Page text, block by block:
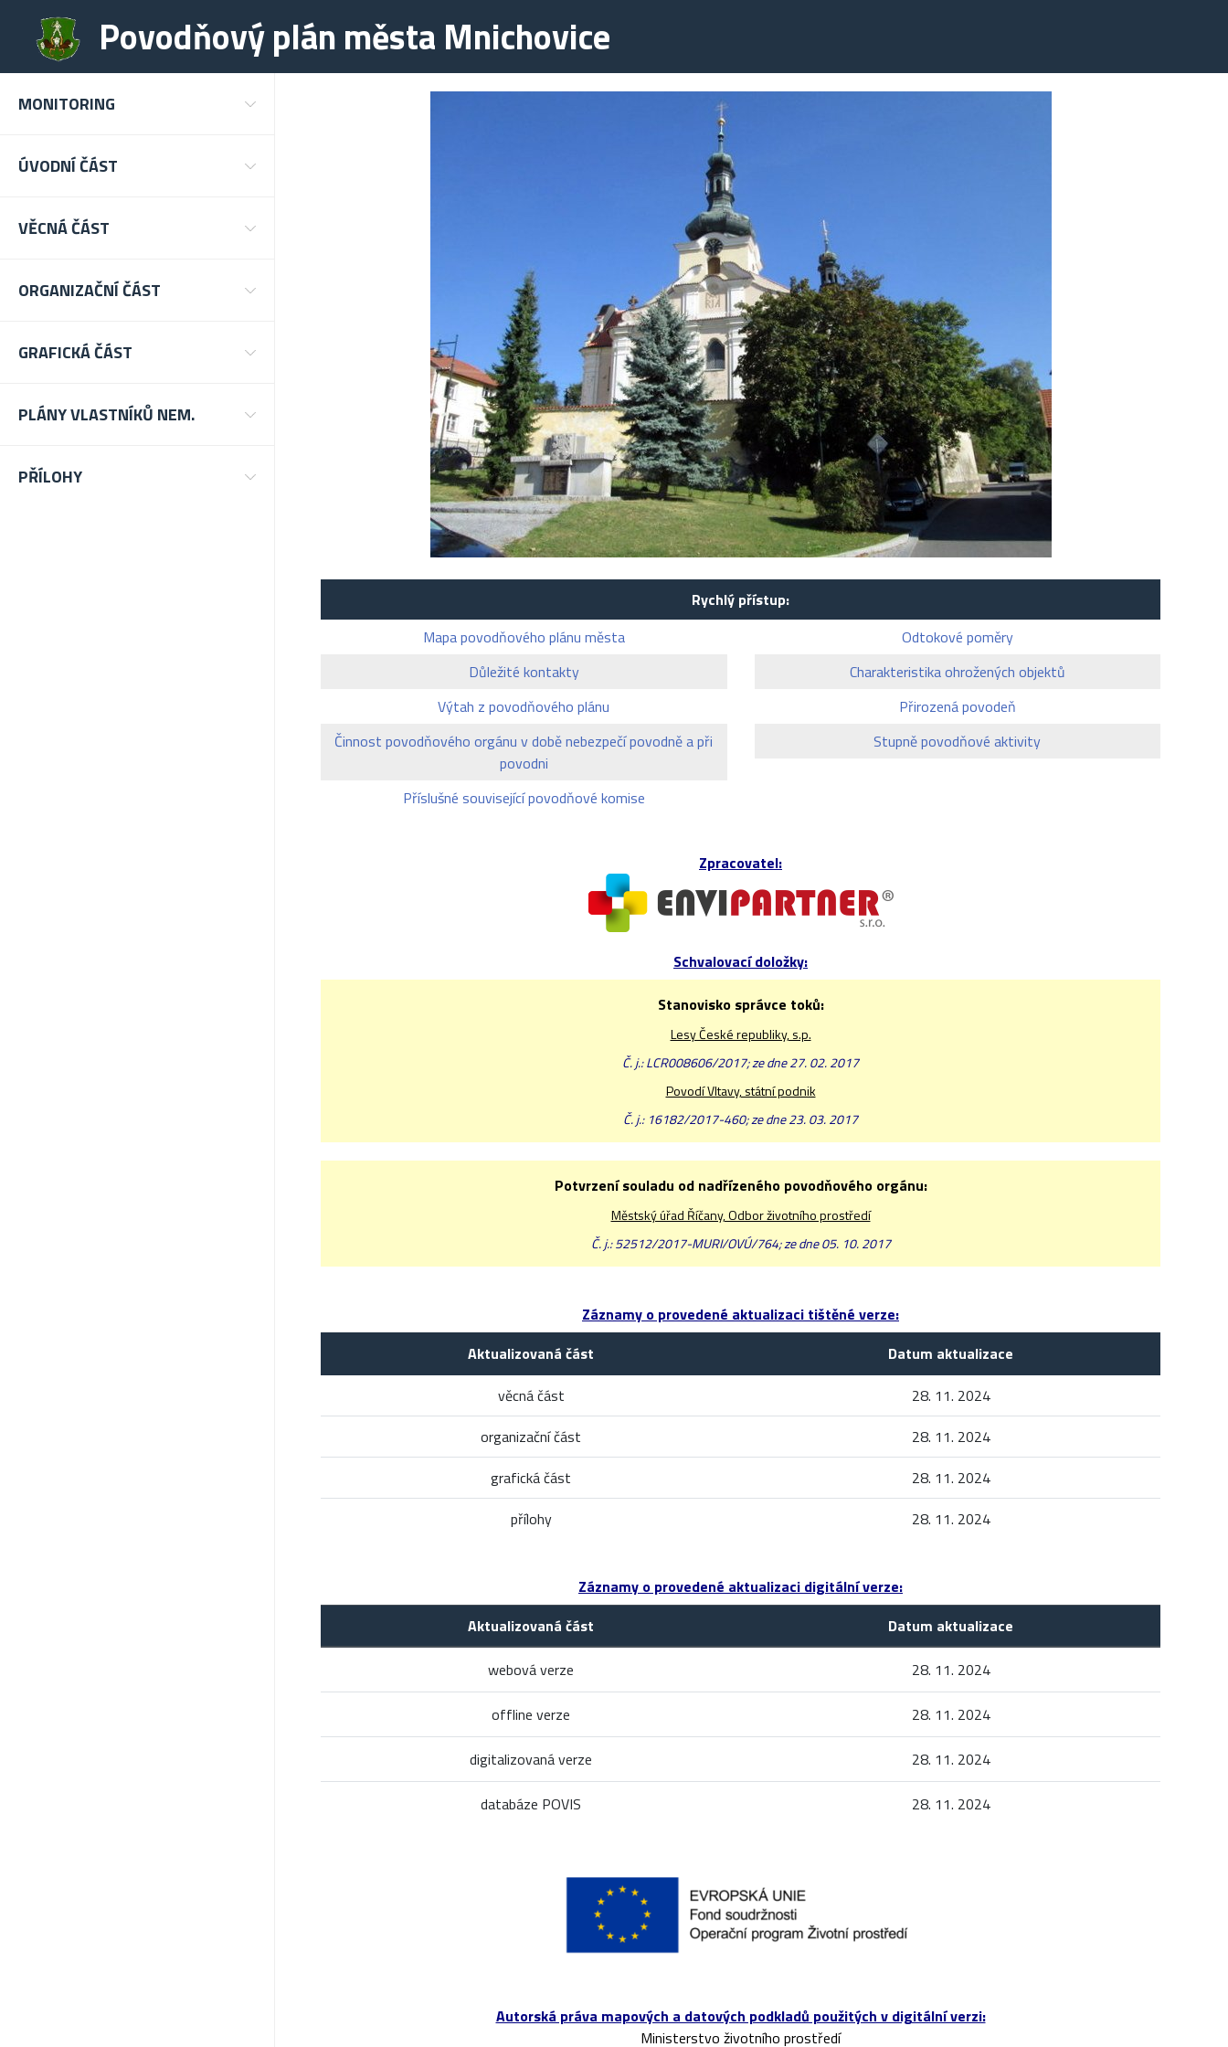
Povodňový plán města Mnichovice
MONITORING
ÚVODNÍ ČÁST
VĚCNÁ ČÁST
ORGANIZAČNÍ ČÁST
GRAFICKÁ ČÁST
PLÁNY VLASTNÍKŮ NEM.
PŘÍLOHY
Rychlý přístup:
Mapa povodňového plánu města
Důležité kontakty
Výtah z povodňového plánu
Činnost povodňového orgánu v době nebezpečí povodně a při
povodni
Příslušné související povodňové komise
Odtokové poměry
Charakteristika ohrožených objektů
Přirozená povodeň
Stupně povodňové aktivity
Zpracovatel:
Schvalovací doložky:
Stanovisko správce toků:
Lesy České republiky, s.p.
Č. j.: LCR008606/2017; ze dne 27. 02. 2017
Povodí Vltavy, státní podnik
Č. j.: 16182/2017-460; ze dne 23. 03. 2017
Potvrzení souladu od nadřízeného povodňového orgánu:
Městský úřad Říčany, Odbor životního prostředí
Č. j.: 52512/2017-MURI/OVÚ/764; ze dne 05. 10. 2017
Záznamy o provedené aktualizaci tištěné verze:
Aktualizovaná část
Datum aktualizace
věcná část
28. 11. 2024
organizační část
28. 11. 2024
grafická část
28. 11. 2024
přílohy
28. 11. 2024
Záznamy o provedené aktualizaci digitální verze:
Aktualizovaná část
Datum aktualizace
webová verze
28. 11. 2024
offline verze 28. 11. 2024
digitalizovaná verze 28. 11. 2024
databáze POVIS 28. 11. 2024
Autorská práva mapových a datových podkladů použitých v digitální verzi:
Ministerstvo životního prostředí